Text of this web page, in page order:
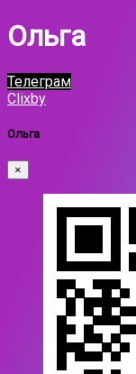
Ольга
Телеграм
Clixby
Ольга
×